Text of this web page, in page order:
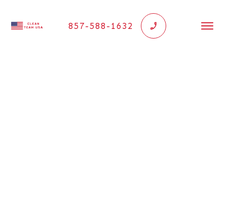
857-588-1632